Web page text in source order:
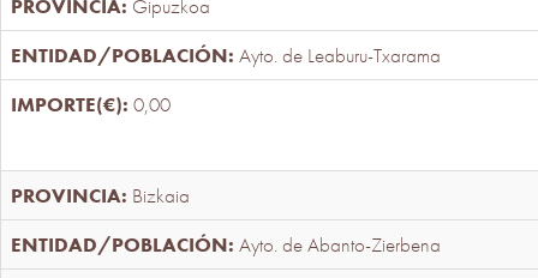
Gipuzkoa
Ayto. de Leaburu-Txarama
0,00
Bizkaia
Ayto. de Abanto-Zierbena